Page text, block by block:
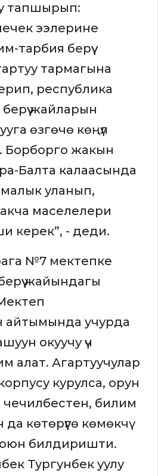
тапшырып:
ээлерине
тарбия берүү
тармагына
республика
жайларын
өзгөчө көңүл
Борборго жакын
Балта калаасында
уланып,
маселелери
керек”, - деди.
№7 мектепке
жайындагы
айтымында учурда
окуучу үч
алат. Агартуучулар
курулса, орун
чечилбестен, билим
да көтөрүүгө көмөкчү
билдиришти.
Тургунбек уулу